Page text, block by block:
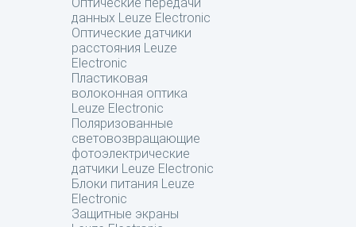
данных Leuze Electronic
Оптические датчики
расстояния Leuze
Electronic
Пластиковая
волоконная оптика
Leuze Electronic
Поляризованные
световозвращающие
фотоэлектрические
датчики Leuze Electronic
Блоки питания Leuze
Electronic
Защитные экраны